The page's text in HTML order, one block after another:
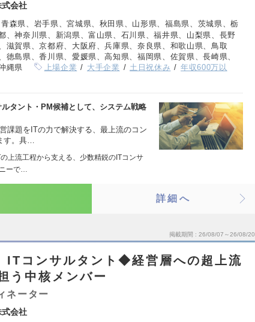
会社
森県、岩手県、宮城県、秋田県、山形県、福島県、茨城県、栃
、神奈川県、新潟県、富山県、石川県、福井県、山梨県、長野
滋賀県、京都府、大阪府、兵庫県、奈良県、和歌山県、鳥取
徳島県、香川県、愛媛県、高知県、福岡県、佐賀県、長崎県、
縄県
上場企業 大手企業 土日祝休み
年収600万以
タント・PM候補として、システム戦略
課題をITの力で解決する、最上流のコン
す。具…
上流工程から支える、少数精鋭のITコンサ
ーで…
詳細へ
掲載期間 26/08/07～26/08/20
ITコンサルタント◆経営層への超上流
う中核メンバー
ネーター
会社